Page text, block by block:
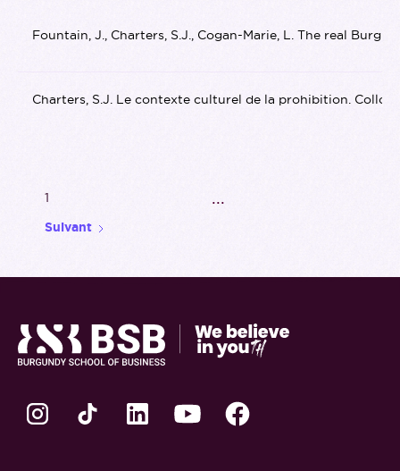
Fountain, J., Charters, S.J., Cogan-Marie, L. The real
Charters, S.J. Le contexte culturel de la prohibition.
1 ...
Suivant